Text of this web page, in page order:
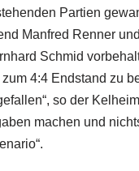
Partien
Manfred Renner
Schmid
4:4 Endstand zu
so der
machen und